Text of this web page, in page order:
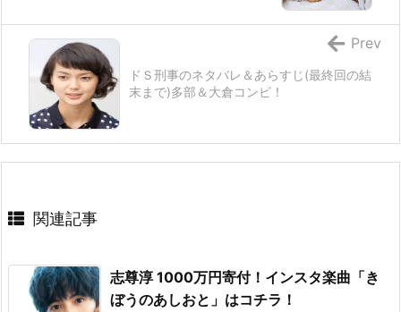
ドＳ刑事のネタバレ＆あらすじ(最終回の結
末まで)多部＆大倉コンビ！
Prev
関連記事
志尊淳 1000万円寄付！インスタ楽曲「き
ぼうのあしおと」はコチラ！